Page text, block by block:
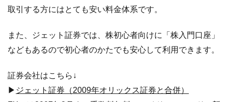
取引する方にはとても安い料金体系です。
また、ジェット証券では、株初心者向けに「株入門口座」
などもあるので初心者のかたでも安心して利用できます。
証券会社はこちら↓
▶ ジェット証券（2009年オリックス証券と合併）